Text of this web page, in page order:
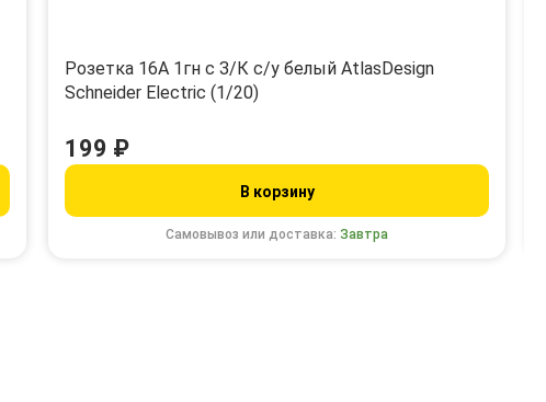
Розетка 16А 1гн с З/К с/у белый AtlasDesign
Schneider Electric (1/20)
Самовывоз или доставка:Завтра
199 ₽
В корзину